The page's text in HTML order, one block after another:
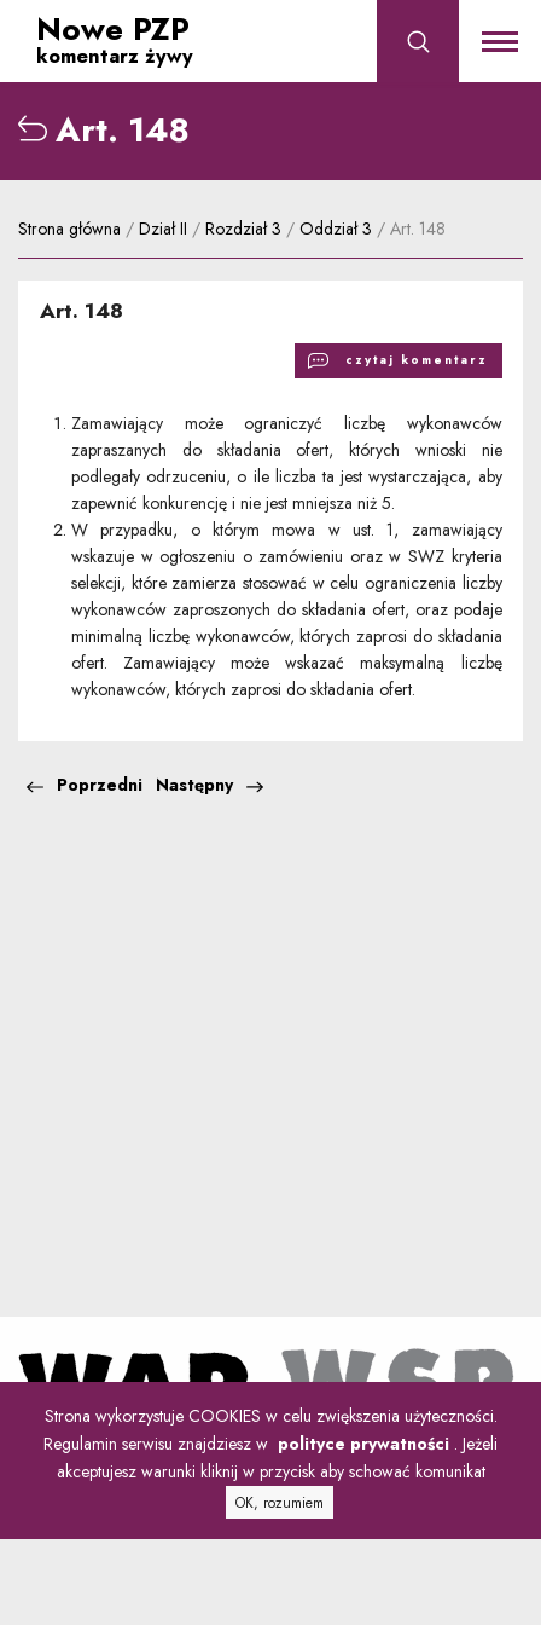
Nowe PZP
komentarz żywy
Art. 148
Strona główna / Dział II / Rozdział 3 / Oddział 3 / Art. 148
Art. 148
czytaj komentarz
Zamawiający może ograniczyć liczbę wykonawców
zapraszanych do składania ofert, których wnioski nie
podlegały odrzuceniu, o ile liczba ta jest wystarczająca, aby
zapewnić konkurencję i nie jest mniejsza niż 5.
W przypadku, o którym mowa w ust. 1, zamawiający
wskazuje w ogłoszeniu o zamówieniu oraz w SWZ kryteria
selekcji, które zamierza stosować w celu ograniczenia liczby
wykonawców zaproszonych do składania ofert, oraz podaje
minimalną liczbę wykonawców, których zaprosi do składania
ofert. Zamawiający może wskazać maksymalną liczbę
wykonawców, których zaprosi do składania ofert.
Poprzedni Następny
Strona wykorzystuje COOKIES w celu zwiększenia użyteczności.
Regulamin serwisu znajdziesz w polityce prywatności . Jeżeli
akceptujesz warunki kliknij w przycisk aby schować komunikat
OK, rozumiem